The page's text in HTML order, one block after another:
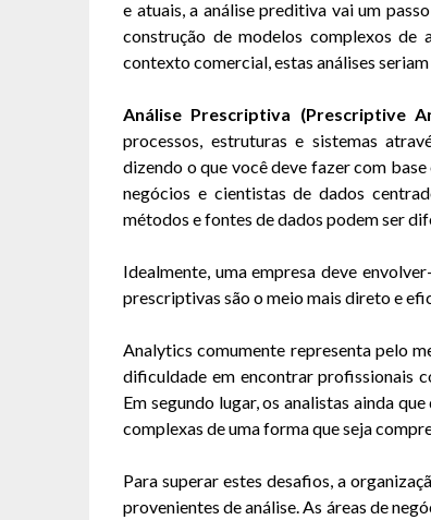
e atuais, a análise preditiva vai um
construção de modelos complexos
contexto comercial, estas análises
Análise Prescriptiva (Prescriptive
processos, estruturas e sistemas
dizendo o que você deve fazer com
negócios e cientistas de dados
métodos e fontes de dados podem ser
Idealmente, uma empresa deve
prescriptivas são o meio mais direto e
Analytics comumente representa pelo
dificuldade em encontrar profissionais
Em segundo lugar, os analistas ainda
complexas de uma forma que seja
Para superar estes desafios, a
provenientes de análise. As áreas de